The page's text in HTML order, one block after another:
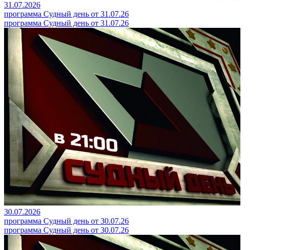
31.07.2026
программа Судный день от 31.07.26
программа Судный день от 31.07.26
30.07.2026
программа Судный день от 30.07.26
программа Судный день от 30.07.26